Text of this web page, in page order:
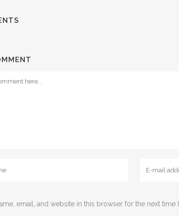
email, and website in this browser for the next time